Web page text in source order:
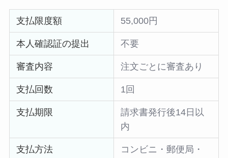
支払限度額 55,000円
本人確認証の提出 不要
審査内容 注文ごとに審査あり
支払回数 1回
支払期限
請求書発行後14日以
内
支払方法
コンビニ・郵便局・